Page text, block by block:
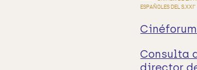
ESPAÑOLES DEL S.XXI"
Consulta